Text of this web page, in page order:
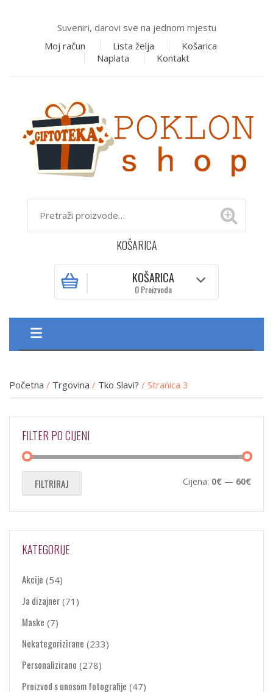
Suveniri, darovi sve na jednom mjestu
Moj račun
Lista želja
Košarica
Naplata
Kontakt
KOŠARICA
KOŠARICA
0 Proizvoda
Početna / Trgovina / Tko Slavi? / Stranica 3
FILTER PO CIJENI
FILTRIRAJ Cijena: 0€ — 60€
KATEGORIJE
Akcije (54)
Ja dizajner (71)
Maske (7)
Nekategorizirane (233)
Personalizirano (278)
Proizvod s unosom fotografije (47)